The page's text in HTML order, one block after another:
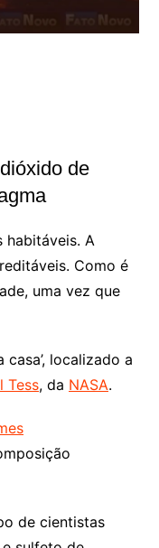
de
habitáveis. A
Como é
uma vez que
localizado a
Tess, da NASA.
de cientistas